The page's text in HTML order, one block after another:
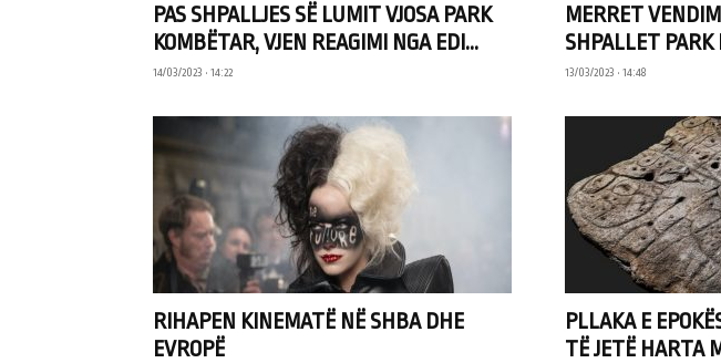
PAS SHPALLJES SË LUMIT VJOSA PARK
KOMBËTAR, VJEN REAGIMI NGA EDI...
14/03/2023 • 14:22
MERRET
SHPALLET PARK
13/03/2023 • 14:48
RIHAPEN KINEMATË NË SHBA DHE
EVROPË
PLLAKA E
TË JETË HARTA